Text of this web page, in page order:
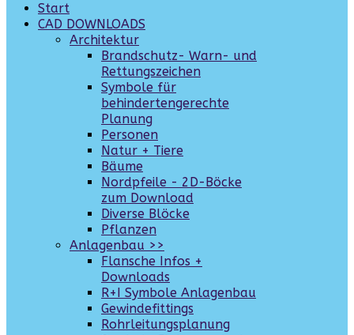
Start
CAD DOWNLOADS
Architektur
Brandschutz- Warn- und
Rettungszeichen
Symbole für
behindertengerechte
Planung
Personen
Natur + Tiere
Bäume
Nordpfeile - 2D-Böcke
zum Download
Diverse Blöcke
Pflanzen
Anlagenbau >>
Flansche Infos +
Downloads
R+I Symbole Anlagenbau
Gewindefittings
Rohrleitungsplanung